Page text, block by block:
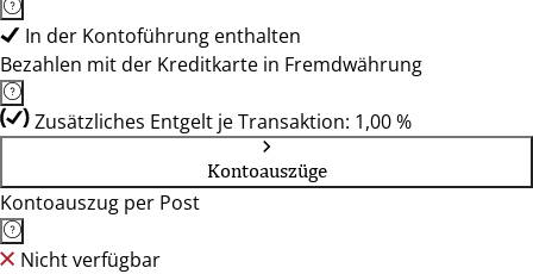
In der Kontoführung enthalten
Bezahlen mit der Kreditkarte in Fremdwährung
Zusätzliches Entgelt je Transaktion: 1,00 %
Kontoauszüge
Kontoauszug per Post
Nicht verfügbar